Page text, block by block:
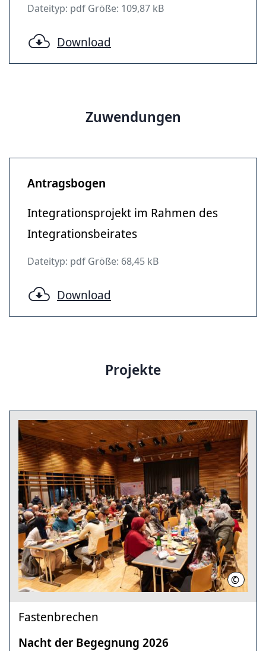
Dateityp: pdf Größe: 109,87 kB
Download
Zuwendungen
Antragsbogen
Integrationsprojekt im Rahmen des
Integrationsbeirates
Dateityp: pdf Größe: 68,45 kB
Download
Projekte
© LHH
Fastenbrechen
Nacht der Begegnung 2026